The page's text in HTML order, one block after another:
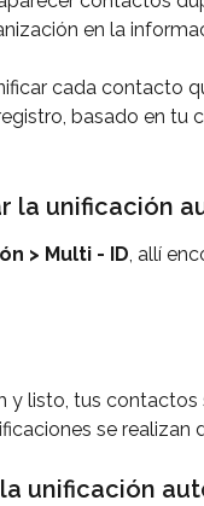
en la
cada contacto
basado en tu
la unificación
> Multi - ID, allí
y listo, tus contactos
se realizan
unificación